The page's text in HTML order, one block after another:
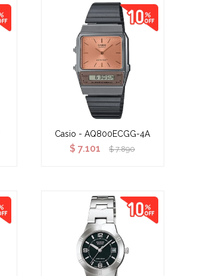
Casio - AQ800ECGG-4A
$ 7.101 $ 7.890